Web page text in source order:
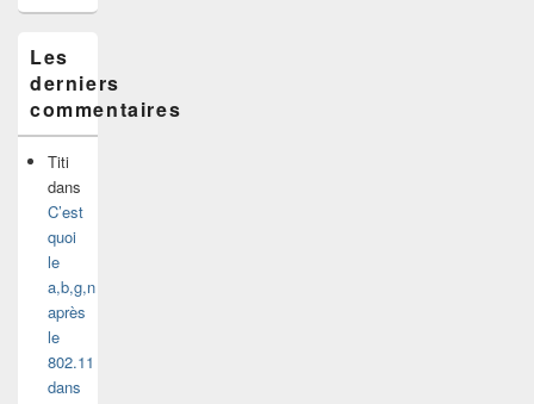
Les
derniers
commentaires
Titi
dans
C’est
quoi
le
a,b,g,n
après
le
802.11
dans